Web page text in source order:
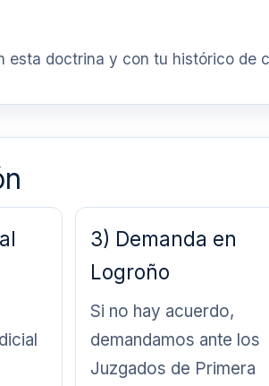
esta doctrina y con tu histórico de
3) Demanda en
Logroño
Si no hay acuerdo,
demandamos ante los
Juzgados de Primera